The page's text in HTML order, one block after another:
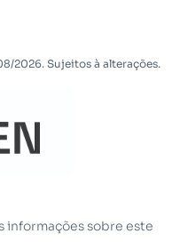
2026. Sujeitos à alterações.
informações sobre este